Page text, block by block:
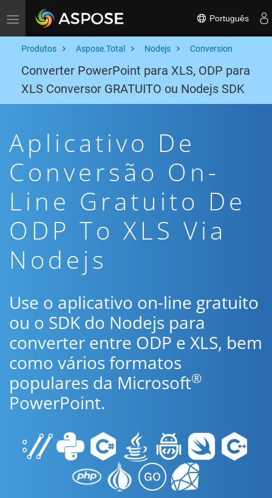
Toggle navigation Português
Produtos Aspose.Total Nodejs Conversion
Converter PowerPoint para XLS, ODP para
XLS Conversor GRATUITO ou Nodejs SDK
Aplicativo De
Conversão On-
Line Gratuito De
ODP To XLS Via
Nodejs
Use o aplicativo on-line gratuito
ou o SDK do Nodejs para
converter entre ODP e XLS, bem
como vários formatos
populares da Microsoft®
PowerPoint.